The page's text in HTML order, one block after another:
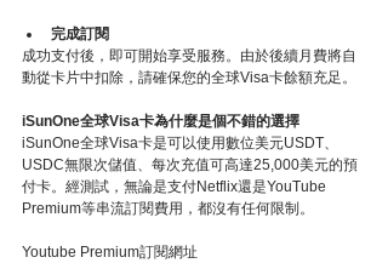
完成訂閱
成功支付後，即可開始享受服務。由於後續月費將自
動從卡片中扣除，請確保您的全球Visa卡餘額充足。
iSunOne全球Visa卡為什麼是個不錯的選擇
iSunOne全球Visa卡是可以使用數位美元USDT、
USDC無限次儲值、每次充值可高達25,000美元的預
付卡。經測試，無論是支付Netflix還是YouTube
Premium等串流訂閱費用，都沒有任何限制。
Youtube Premium訂閱網址